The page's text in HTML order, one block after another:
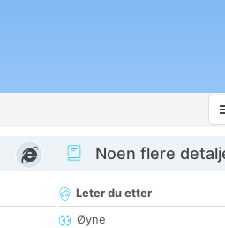
Noen flere
Leter du etter
Øyne